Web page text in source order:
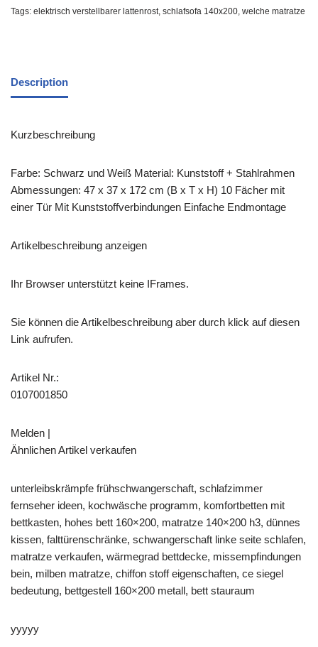
Tags: elektrisch verstellbarer lattenrost, schlafsofa 140x200, welche matratze
Description
Kurzbeschreibung
Farbe: Schwarz und Weiß Material: Kunststoff + Stahlrahmen
Abmessungen: 47 x 37 x 172 cm (B x T x H) 10 Fächer mit
einer Tür Mit Kunststoffverbindungen Einfache Endmontage
Artikelbeschreibung anzeigen
Ihr Browser unterstützt keine IFrames.
Sie können die Artikelbeschreibung aber durch klick auf diesen
Link aufrufen.
Artikel Nr.:
0107001850
Melden |
Ähnlichen Artikel verkaufen
unterleibskrämpfe frühschwangerschaft, schlafzimmer
fernseher ideen, kochwäsche programm, komfortbetten mit
bettkasten, hohes bett 160×200, matratze 140×200 h3, dünnes
kissen, falttürenschränke, schwangerschaft linke seite schlafen,
matratze verkaufen, wärmegrad bettdecke, missempfindungen
bein, milben matratze, chiffon stoff eigenschaften, ce siegel
bedeutung, bettgestell 160×200 metall, bett stauraum
yyyyy